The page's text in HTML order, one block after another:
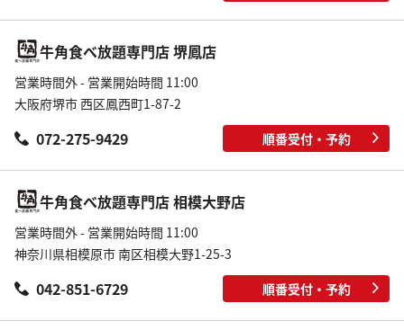
牛角食べ放題専門店 堺鳳店
営業時間外 - 営業開始時間 11:00
大阪府堺市 西区鳳西町1-87-2
072-275-9429 順番受付・予約
牛角食べ放題専門店 相模大野店
営業時間外 - 営業開始時間 11:00
神奈川県相模原市 南区相模大野1-25-3
042-851-6729 順番受付・予約